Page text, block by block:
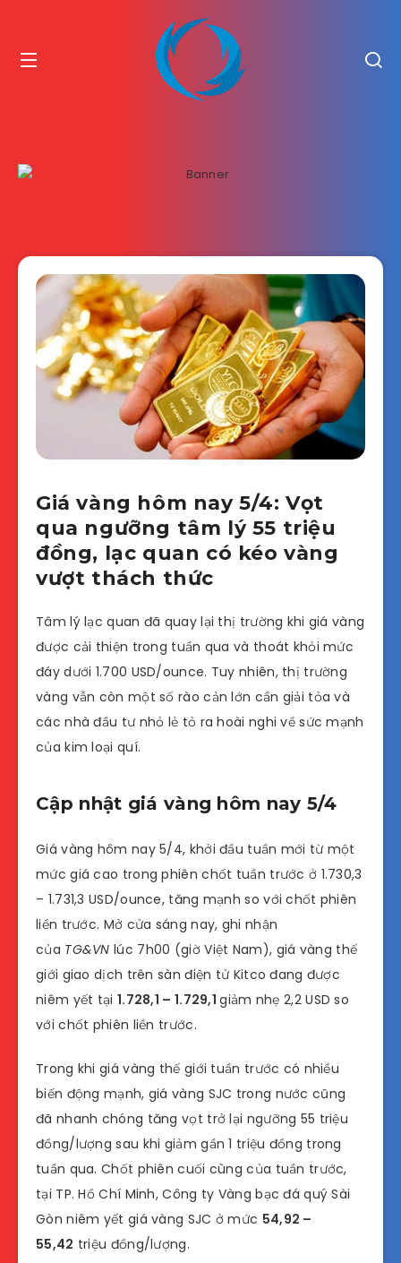
Giá vàng hôm nay 5/4: Vọt
qua ngưỡng tâm lý 55 triệu
đồng, lạc quan có kéo vàng
vượt thách thức
Tâm lý lạc quan đã quay lại thị trường khi giá vàng
được cải thiện trong tuần qua và thoát khỏi mức
đáy dưới 1.700 USD/ounce. Tuy nhiên, thị trường
vàng vẫn còn một số rào cản lớn cần giải tỏa và
các nhà đầu tư nhỏ lẻ tỏ ra hoài nghi về sức mạnh
của kim loại quí.
Cập nhật giá vàng hôm nay 5/4
Giá vàng hôm nay 5/4, khởi đầu tuần mới từ một
mức giá cao trong phiên chốt tuần trước ở 1.730,3
– 1.731,3 USD/ounce, tăng mạnh so với chốt phiên
liền trước. Mở cửa sáng nay, ghi nhận
của TG&VNlúc 7h00 (giờ Việt Nam), giá vàng thế
giới giao dịch trên sàn điện tử Kitco đang được
niêm yết tại 1.728,1 – 1.729,1giảm nhẹ 2,2 USD so
với chốt phiên liền trước.
Trong khi giá vàng thế giới tuần trước có nhiều
biến động mạnh, giá vàng SJC trong nước cũng
đã nhanh chóng tăng vọt trở lại ngưỡng 55 triệu
đồng/lượng sau khi giảm gần 1 triệu đồng trong
tuần qua. Chốt phiên cuối cùng của tuần trước,
tại TP. Hồ Chí Minh, Công ty Vàng bạc đá quý Sài
Gòn niêm yết giá vàng SJC ở mức 54,92 –
55,42 triệu đồng/lượng.